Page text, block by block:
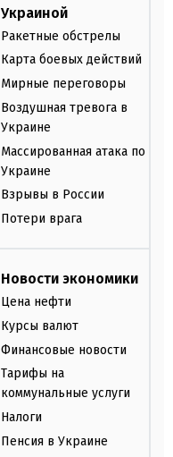
Украиной
Ракетные обстрелы
Карта боевых действий
Мирные переговоры
Воздушная тревога в
Украине
Массированная атака по
Украине
Взрывы в России
Потери врага
Новости экономики
Цена нефти
Курсы валют
Финансовые новости
Тарифы на
коммунальные услуги
Налоги
Пенсия в Украине